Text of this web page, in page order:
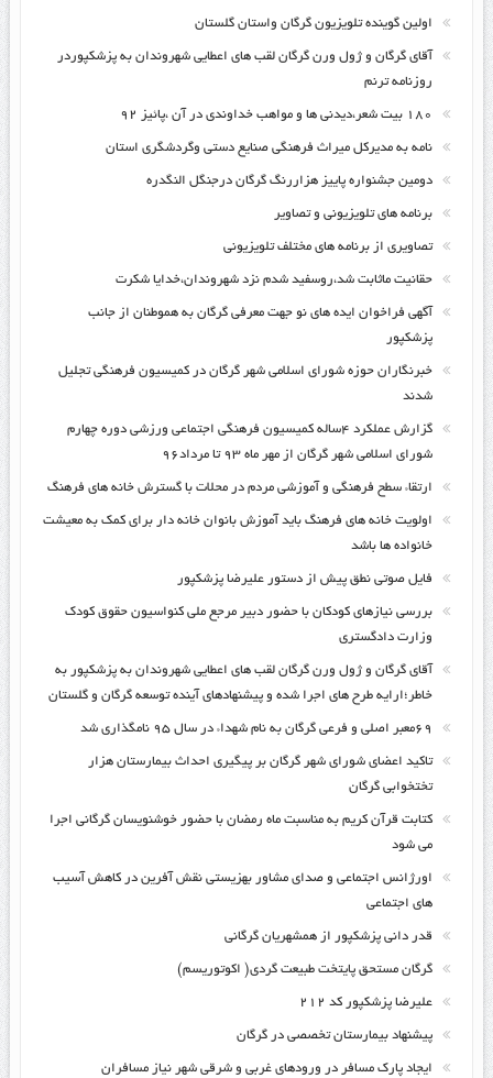
اولین گوینده تلویزیون گرگان واستان گلستان
آقای گرگان و ژول ورن گرگان لقب های اعطایی شهروندان به پزشکپوردر
روزنامه ترنم
۱۸۰ بیت شعر،دیدنی ها و مواهب خداوندی در آن ،پائیز ۹۲
نامه به مدیرکل میراث فرهنگی صنایع دستی وگردشگری استان
دومین جشنواره پاییز هزاررنگ گرگان درجنگل النگدره
برنامه های تلویزیونی و تصاویر
تصاویری از برنامه های مختلف تلویزیونی
حقانیت ماثابت شد،روسفید شدم نزد شهروندان،خدایا شکرت
آگهی فراخوان ایده های نو جهت معرفی گرگان به هموطنان از جانب
پزشکپور
خبرنگاران حوزه شورای اسلامی شهر گرگان در کمیسیون فرهنگی تجلیل
شدند
گزارش عملکرد ۴ساله کمیسیون فرهنگی اجتماعی ورزشی دوره چهارم
شورای اسلامی شهر گرگان از مهر ماه ۹۳ تا مرداد۹۶
ارتقاء سطح فرهنگی و آموزشی مردم در محلات با گسترش خانه های فرهنگ
اولویت خانه های فرهنگ باید آموزش بانوان خانه دار برای کمک به معیشت
خانواده ها باشد
فایل صوتی نطق پیش از دستور علیرضا پزشکپور
بررسی نیازهای کودکان با حضور دبیر مرجع ملی کنواسیون حقوق کودک
وزارت دادگستری
آقای گرگان و ژول ورن گرگان لقب های اعطایی شهروندان به پزشکپور به
خاطر؛ارایه طرح های اجرا شده و پیشنهادهای آینده توسعه گرگان و گلستان
۶۹معبر اصلی و فرعی گرگان به نام شهداء در سال ۹۵ نامگذاری شد
تاکید اعضای شورای شهر گرگان بر پیگیری احداث بیمارستان هزار
تختخوابی گرگان
کتابت قرآن کریم به مناسبت ماه رمضان با حضور خوشنویسان گرگانی اجرا
می شود
اورژانس اجتماعی و صدای مشاور بهزیستی نقش آفرین در کاهش آسیب
های اجتماعی
قدر دانی پزشکپور از همشهریان گرگانی
گرگان مستحق پایتخت طبیعت گردی( اکوتوریسم)
علیرضا پزشکپور کد ۲۱۲
پیشنهاد بیمارستان تخصصی در گرگان
ایجاد پارک مسافر در ورودهای غربی و شرقی شهر نیاز مسافران